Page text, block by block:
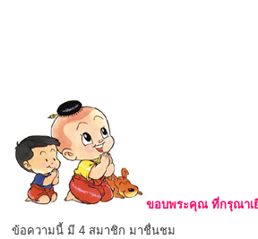
ขอบพระคุณ ที่กรุณาเ
ข้อความนี้ มี 4 สมาชิก มาชื่นชม